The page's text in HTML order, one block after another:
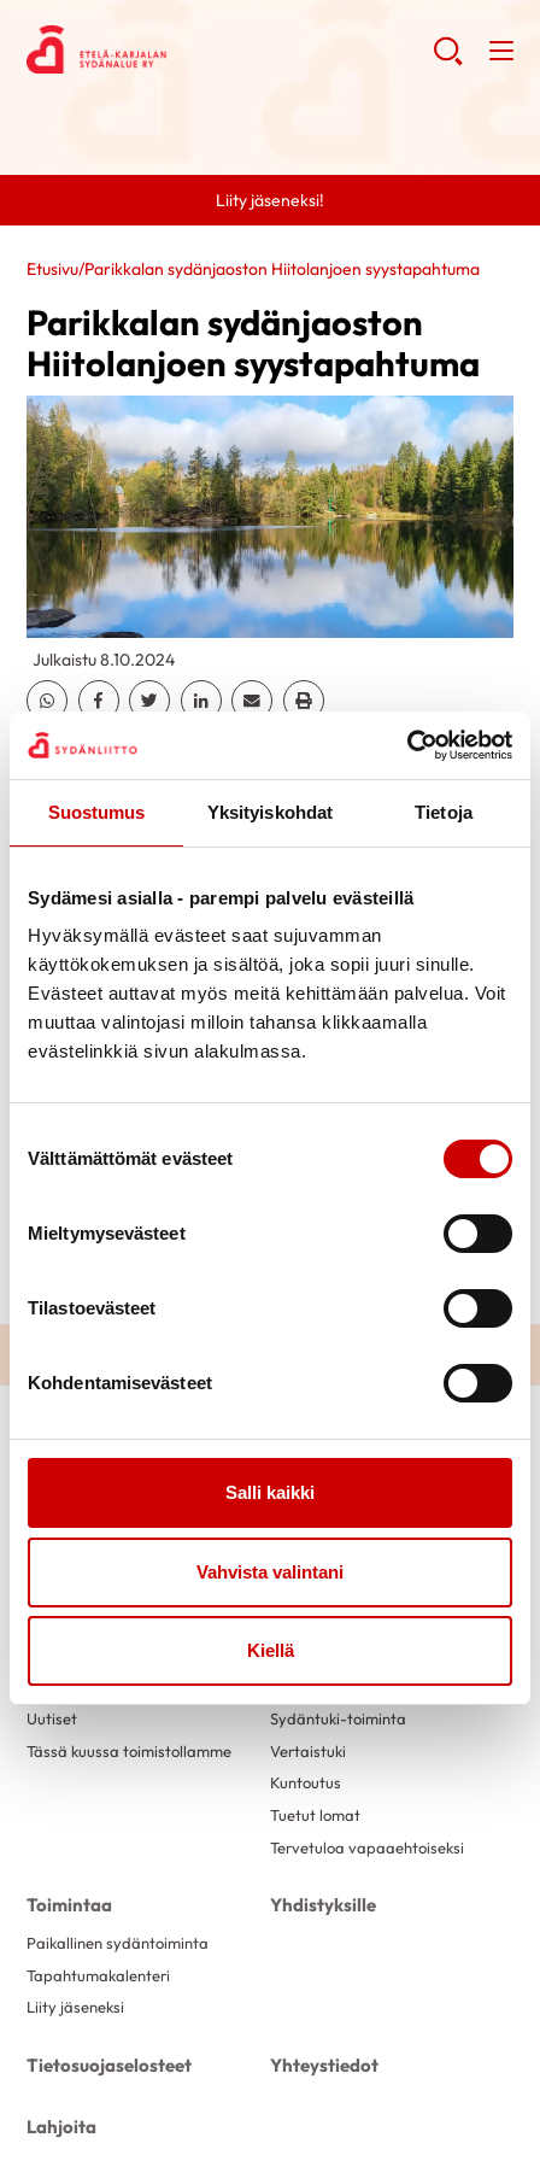
Suostumus Yksityiskohdat Tietoja
Sydämesi asialla - parempi palvelu evästeillä
Hyväksymällä evästeet saat sujuvamman
käyttökokemuksen ja sisältöä, joka sopii juuri sinulle.
Evästeet auttavat myös meitä kehittämään palvelua. Voit
muuttaa valintojasi milloin tahansa klikkaamalla
evästelinkkiä sivun alakulmassa.
Välttämättömät evästeet
Mieltymysevästeet
Tilastoevästeet
Kohdentamisevästeet
Salli kaikki
Vahvista valintani
Kiellä
Liity jäseneksi!
Etusivu/Parikkalan sydänjaoston Hiitolanjoen syystapahtuma
Parikkalan sydänjaoston
Hiitolanjoen syystapahtuma
Julkaistu 8.10.2024
Jaa Whatsapp
Jaa Facebook
Jaa TwitterJaa Linkedin
Jaa EmailJaa Print
Sää suosi Hiitola
njoen tapahtumaa.
Maisemat olivat hienot ja eväät
Link to facebook
Link to twitter
Link to instagram
Link to youtube
Ajankohtaista
Uutiset
Tässä kuussa toimistollamme
Tukea
Sydäntuki-toiminta
Vertaistuki
Kuntoutus
Tuetut lomat
Tervetuloa vapaaehtoiseksi
Toimintaa
Paikallinen sydäntoiminta
Tapahtumakalenteri
Liity jäseneksi
Yhdistyksille
Tietosuojaselosteet Yhteystiedot
Lahjoita